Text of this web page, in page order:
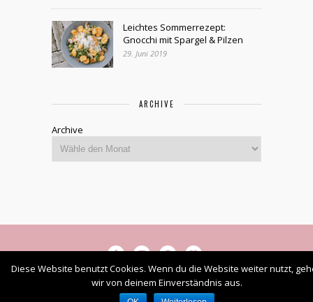
Leichtes Sommerrezept:
Gnocchi mit Spargel & Pilzen
29. Juni 2019
ARCHIVE
Archive
Diese Website benutzt Cookies. Wenn du die Website weiter nutzt,
wir von deinem Einverständnis aus.